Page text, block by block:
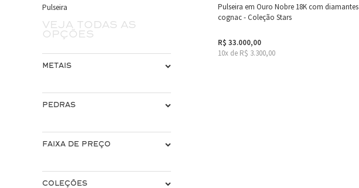
Pulseira
Veja todas as
opções
METAIS
PEDRAS
FAIXA DE PREÇO
COLEÇÕES
Pulseira em Ouro Nobre 18K com diamantes
cognac - Coleção Stars
R$ 33.000,00
10x de R$ 3.300,00